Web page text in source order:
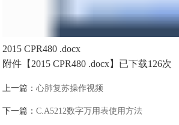
2015 CPR480 .docx
附件【 2015 CPR480 .docx】已下载126次
上一篇：心肺复苏操作视频
下一篇：C.A5212数字万用表使用方法